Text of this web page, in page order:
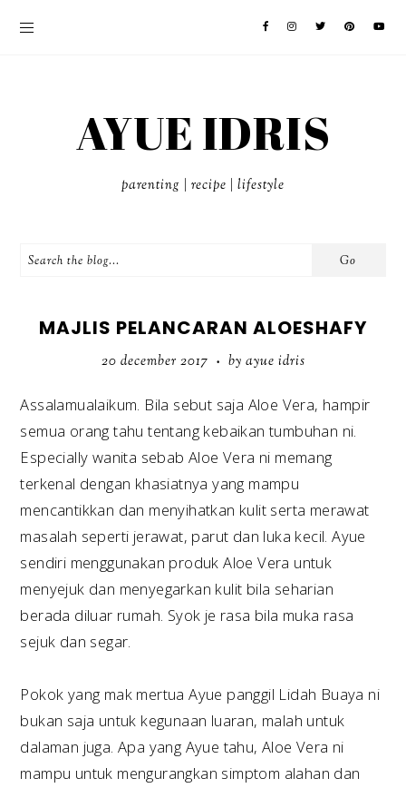
AYUE IDRIS
parenting | recipe | lifestyle
MAJLIS PELANCARAN ALOESHAFY
20 december 2017 • by ayue idris
Assalamualaikum. Bila sebut saja Aloe Vera, hampir
semua orang tahu tentang kebaikan tumbuhan ni.
Especially wanita sebab Aloe Vera ni memang
terkenal dengan khasiatnya yang mampu
mencantikkan dan menyihatkan kulit serta merawat
masalah seperti jerawat, parut dan luka kecil. Ayue
sendiri menggunakan produk Aloe Vera untuk
menyejuk dan menyegarkan kulit bila seharian
berada diluar rumah. Syok je rasa bila muka rasa
sejuk dan segar.
Pokok yang mak mertua Ayue panggil Lidah Buaya ni
bukan saja untuk kegunaan luaran, malah untuk
dalaman juga. Apa yang Ayue tahu, Aloe Vera ni
mampu untuk mengurangkan simptom alahan dan